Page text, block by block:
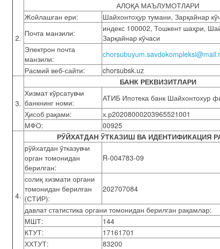
2.
АЛОҚА МАЪЛУМОТЛАРИ
Жойлашган ери:
Шайхонтоҳур тумани, Зарқайнар
Почта манзили:
индекс 100002, Тошкент шаҳри,
Зарқайнар кўчаси
Электрон почта
манзили:
Расмий веб-сайти:
chorsubsk.uz
3.
БАНК РЕКВИЗИТЛАРИ
Хизмат кўрсатувчи
банкнинг номи:
АТИБ Ипотека банк Шайхонтохур
Ҳисоб рақами:
х.р20208000203965521001
МФО:
00925
4.
РЎЙХАТДАН ЎТКАЗИШ ВА ИДЕНТИФИКАЦИЯ
рўйхатдан ўтказувчи
орган томонидан
берилган:
R-004783-09
солиқ хизмати органи
томонидан берилган
(СТИР):
202707084
давлат статистика органи томонидан берилган рақамлар:
МШТ:
144
КТУТ:
17161701
ХХТУТ:
83200